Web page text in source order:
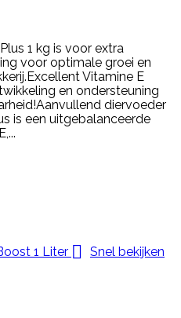
1 kg is voor extra
voor optimale groei en
Vitamine E
en ondersteuning
diervoeder
is een uitgebalanceerde

Snel bekijken